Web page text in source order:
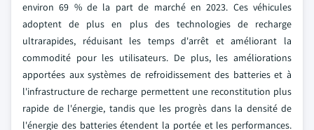
environ 69 % de la part de marché en 2023. Ces véhicules
adoptent de plus en plus des technologies de recharge
ultrarapides, réduisant les temps d'arrêt et améliorant la
commodité pour les utilisateurs. De plus, les améliorations
apportées aux systèmes de refroidissement des batteries et à
l'infrastructure de recharge permettent une reconstitution plus
rapide de l'énergie, tandis que les progrès dans la densité de
l'énergie des batteries étendent la portée et les performances.